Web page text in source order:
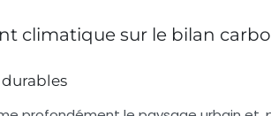
climatique sur le bilan